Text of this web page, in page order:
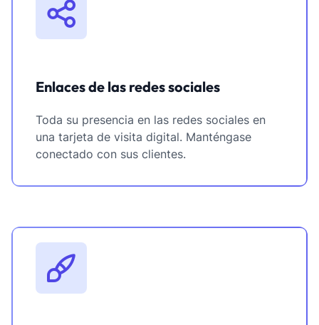
Enlaces de las redes sociales
Toda su presencia en las redes sociales en
una tarjeta de visita digital. Manténgase
conectado con sus clientes.